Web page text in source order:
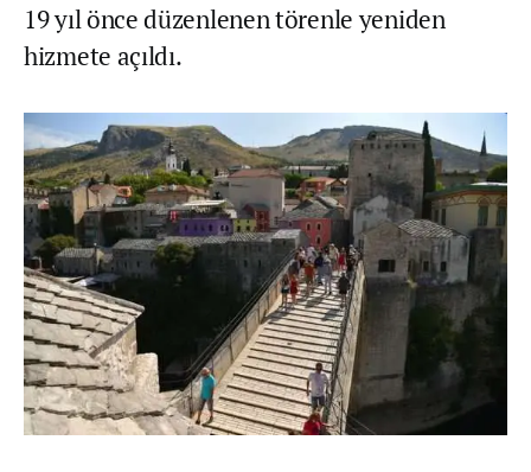
19 yıl önce düzenlenen törenle yeniden
hizmete açıldı.